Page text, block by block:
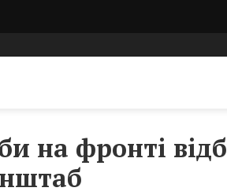
на фронті